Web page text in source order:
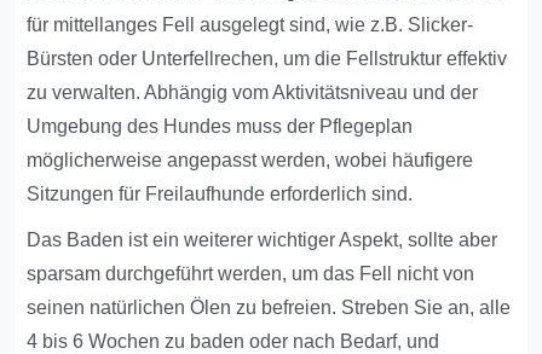
für mittellanges Fell ausgelegt sind, wie z.B. Slicker-
Bürsten oder Unterfellrechen, um die Fellstruktur effektiv
zu verwalten. Abhängig vom Aktivitätsniveau und der
Umgebung des Hundes muss der Pflegeplan
möglicherweise angepasst werden, wobei häufigere
Sitzungen für Freilaufhunde erforderlich sind.
Das Baden ist ein weiterer wichtiger Aspekt, sollte aber
sparsam durchgeführt werden, um das Fell nicht von
seinen natürlichen Ölen zu befreien. Streben Sie an, alle
4 bis 6 Wochen zu baden oder nach Bedarf, und